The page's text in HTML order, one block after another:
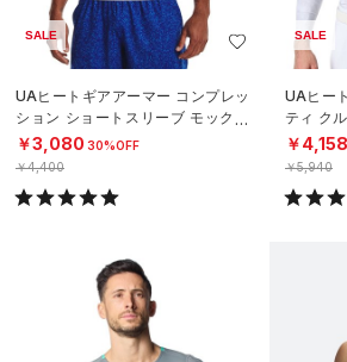
SALE
UAヒートギアアーマー コンプレッ
ション ショートスリーブ モックネ
ック シャツ（トレーニング/MEN）
￥3,080 30%OFF
￥4,400
SALE
UAヒー
ティ ク
MEN）
￥4,158
￥5,940